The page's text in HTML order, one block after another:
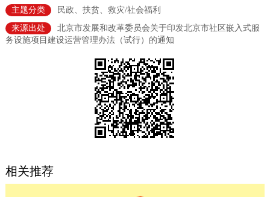
决策公开 专题公开
法人服务
利企服务
政民互动
主题分类
民政、扶贫、救灾/社会福利
来源出处
北京市发展和改革委员会关于印发北京市社区嵌入式服
务设施项目建设运营管理办法（试行）的通知
相关推荐